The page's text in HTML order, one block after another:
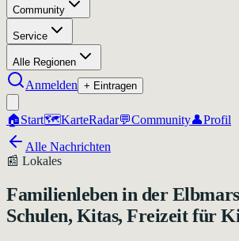
Community
Service
Alle Regionen
Anmelden + Eintragen
🏠Start🗺️KarteRadar💬Community👤Profil
Alle Nachrichten
📰 Lokales
Familienleben in der
Schulen, Kitas, Freizeit für